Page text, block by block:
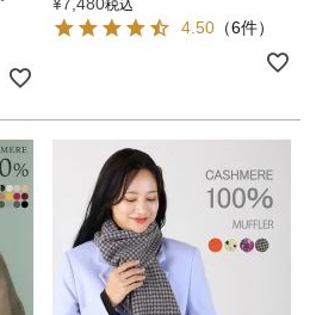
税込
4.50 （6件）